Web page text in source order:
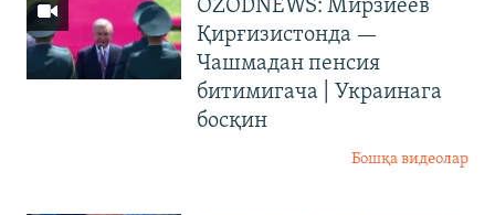
OZODNEWS: Мирзиёев
Қирғизистонда —
Чашмадан пенсия
битимигача | Украинага
босқин
Бошқа видеолар